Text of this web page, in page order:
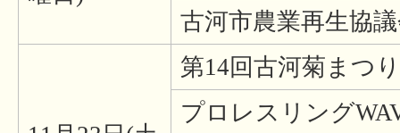
古河市農業再生協
第14回古河菊まつ
プロレスリング